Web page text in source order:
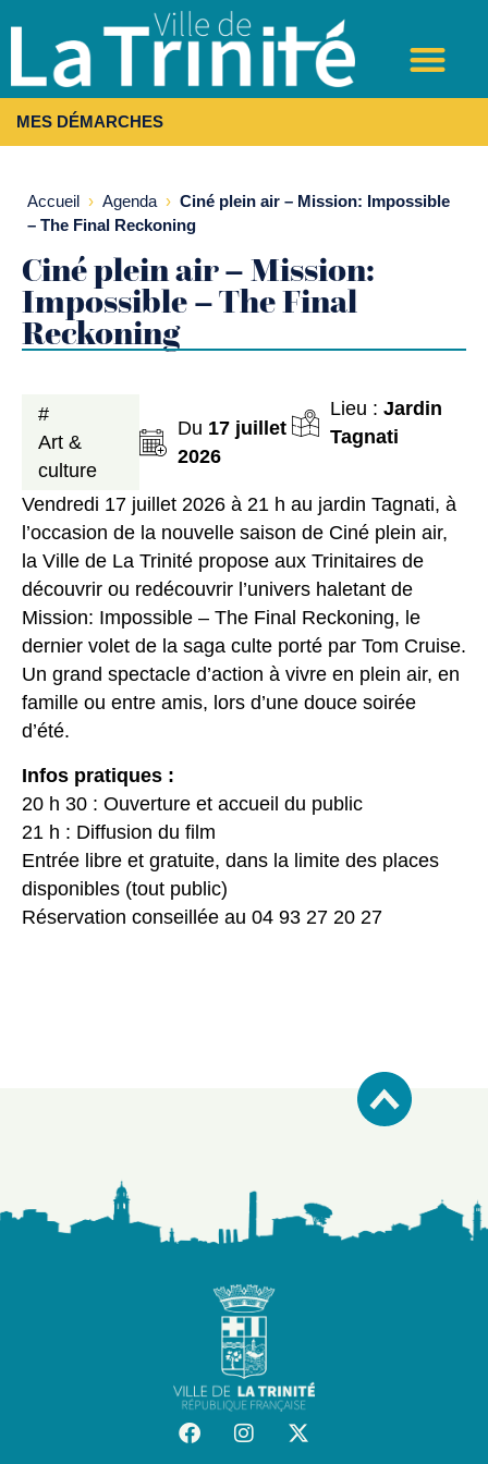
MES DÉMARCHES
Accueil › Agenda › Ciné plein air – Mission: Impossible
– The Final Reckoning
Ciné plein air – Mission:
Impossible – The Final
Reckoning
#
Art &
culture
Du 17 juillet
2026
Lieu : Jardin
Tagnati
Vendredi 17 juillet 2026 à 21 h au jardin Tagnati, à
l’occasion de la nouvelle saison de Ciné plein air,
la Ville de La Trinité propose aux Trinitaires de
découvrir ou redécouvrir l’univers haletant de
Mission: Impossible – The Final Reckoning, le
dernier volet de la saga culte porté par Tom Cruise.
Un grand spectacle d’action à vivre en plein air, en
famille ou entre amis, lors d’une douce soirée
d’été.
Infos pratiques :
20 h 30 : Ouverture et accueil du public
21 h : Diffusion du film
Entrée libre et gratuite, dans la limite des places
disponibles (tout public)
Réservation conseillée au 04 93 27 20 27